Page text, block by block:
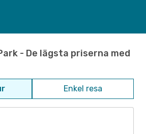
- De lägsta priserna med
Enkel resa